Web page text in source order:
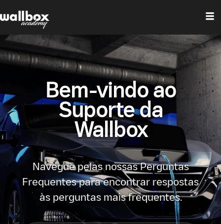
Bem-vindo ao
Suporte da
Wallbox
Navegue pelas nossas Perguntas
Frequentes para encontrar respostas
às perguntas mais frequentes.